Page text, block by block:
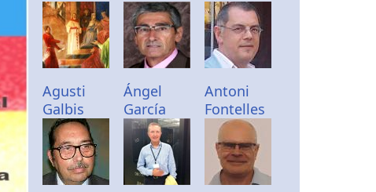
Agusti
Galbis
Ángel
García
Antoni
Fontelles